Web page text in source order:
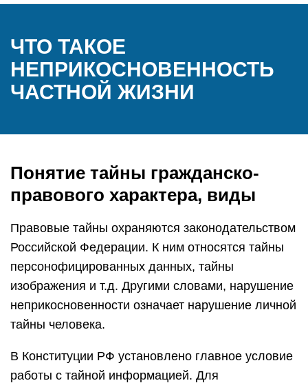
ЧТО ТАКОЕ
НЕПРИКОСНОВЕННОСТЬ
ЧАСТНОЙ ЖИЗНИ
Понятие тайны гражданско-
правового характера, виды
Правовые тайны охраняются законодательством
Российской Федерации. К ним относятся тайны
персонофицированных данных, тайны
изображения и т.д. Другими словами, нарушение
неприкосновенности означает нарушение личной
тайны человека.
В Конституции РФ установлено главное условие
работы с тайной информацией. Для